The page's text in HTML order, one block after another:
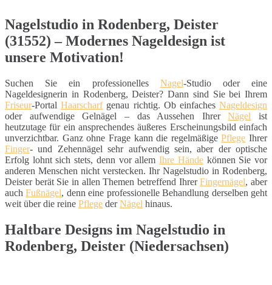
Nagelstudio in Rodenberg, Deister
(31552) – Modernes Nageldesign ist
unsere Motivation!
Suchen Sie ein professionelles Nagel-Studio oder eine
Nageldesignerin in Rodenberg, Deister? Dann sind Sie bei Ihrem
Friseur-PortalHaarscharfgenau richtig. Ob einfachesNageldesign
oder aufwendige Gelnägel – das Aussehen IhrerNägel ist
heutzutage für ein ansprechendes äußeres Erscheinungsbild einfach
unverzichtbar. Ganz ohne Frage kann die regelmäßigePflege Ihrer
Finger- und Zehennägel sehr aufwendig sein, aber der optische
Erfolg lohnt sich stets, denn vor allemIhre Händekönnen Sie vor
anderen Menschen nicht verstecken. Ihr Nagelstudio in Rodenberg,
Deister berät Sie in allen Themen betreffend IhrerFingernägel, aber
auchFußnägel, denn eine professionelle Behandlung derselben geht
weit über die reine Pflege derNägel hinaus.
Haltbare Designs im Nagelstudio in
Rodenberg, Deister (Niedersachsen)